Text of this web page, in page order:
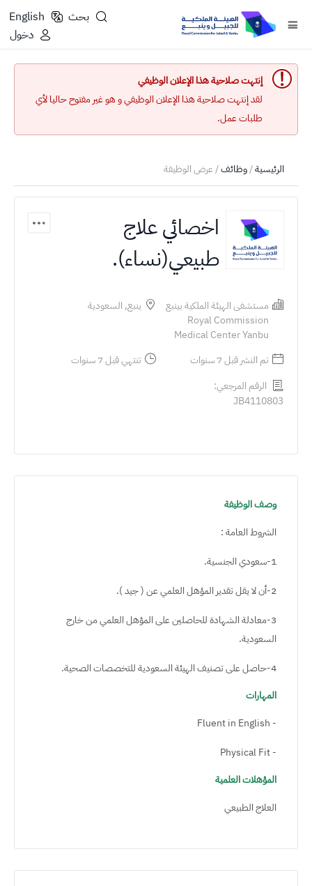
بحث
English
دخول
إنتهت صلاحية هذا الإعلان الوظيفي
لقد إنتهت صلاحية هذا الإعلان الوظيفي و هو غير مفتوح حاليا لأي
طلبات عمل.
الرئيسية/وظائف/ عرض الوظيفة
اخصائي علاج
طبيعي(نساء).
مستشفى الهيئة الملكية بينبع
Royal Commission
Medical Center Yanbu
ينبع, السعودية
تم النشر قبل 7 سنوات
تنتهي قبل 7 سنوات
الرقم المرجعي:
JB4110803
وصف الوظيفة
الشروط العامة :
1-سعودي الجنسية.
2-أن لا يقل تقدير المؤهل العلمي عن ( جيد ).
3-معادلة الشهادة للحاصلين على المؤهل العلمي من خارج
السعودية.
4-حاصل على تصنيف الهيئة السعودية للتخصصات الصحية.
المهارات
- Fluent in English
- Physical Fit
المؤهلات العلمية
العلاج الطبيعي